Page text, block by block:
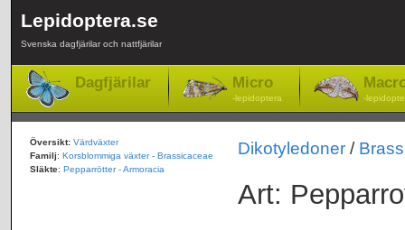
Lepidoptera.se
Svenska dagfjärilar och nattfjärilar
Dagfjärilar Micro
-lepidoptera -
Dikotyledoner/
Art:
Översikt: Värdväxter
Familj: Korsblommiga växter - Brassicaceae
Släkte: Pepparrötter - Armoracia